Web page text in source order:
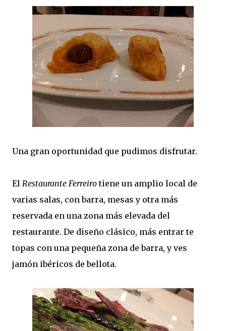
Una gran oportunidad que pudimos disfrutar.
El Restaurante Ferreirotiene un amplio local de
varias salas, con barra, mesas y otra más
reservada en una zona más elevada del
restaurante. De diseño clásico, más entrar te
topas con una pequeña zona de barra, y ves
jamón ibéricos de bellota.